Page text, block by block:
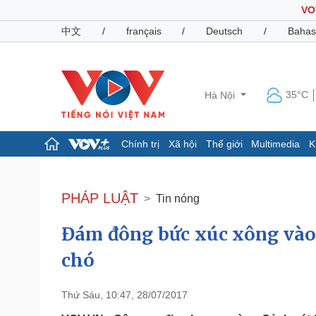
中文
/ français / Deutsch /
Hà Nội 35°C
Chính trị Xã hội Thế giới Multimedia
Đảng
Tổ chức nhân sự
Nhận diện sự thật
Dấu ấn VOV
Pháp luật
PHÁP LUẬT Tin nóng
Đám đông bức xúc xông
chó
Thứ Sáu, 10:47, 28/07/2017